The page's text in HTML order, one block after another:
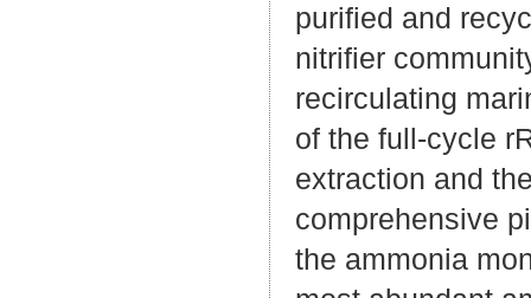
purified and
nitrifier
recirculating
of the full-cycle
extraction and
comprehensive
the ammonia